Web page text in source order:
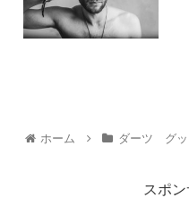
ホーム ダーツ グッ
スポ